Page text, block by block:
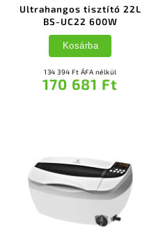
Ultrahangos tisztító 22L
BS-UC22 600W
134 394 Ft ÁFA nélkül
170 681 Ft
Kosárba